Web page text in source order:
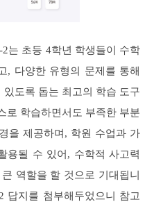
는 초등 4학년 학생들이 수학
, 다양한 유형의 문제를 통해
도록 돕는 최고의 학습 도구
로 학습하면서도 부족한 부분
을 제공하며, 학원 수업과 가
용될 수 있어, 수학적 사고력
역할을 할 것으로 기대됩니
답지를 첨부해두었으니 참고